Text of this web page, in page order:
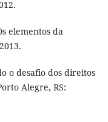
elementos da
o desafio dos direitos
Alegre, RS: